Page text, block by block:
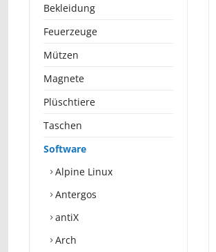
Bekleidung
Feuerzeuge
Mützen
Magnete
Plüschtiere
Taschen
Software
Alpine Linux
Antergos
antiX
Arch